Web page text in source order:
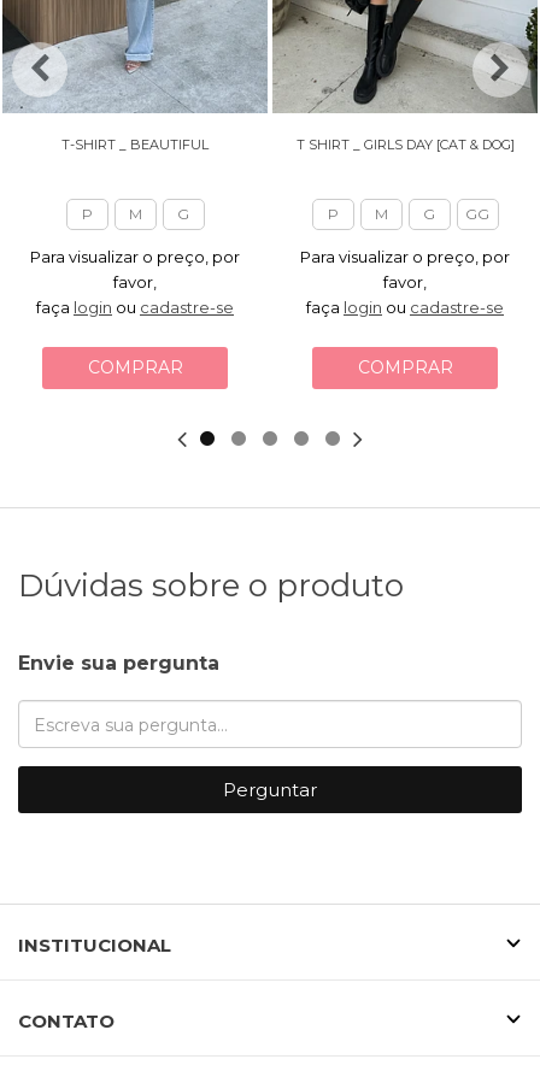
T-SHIRT _ BEAUTIFUL
P M G
Para visualizar o preço, por
favor,
faça login ou cadastre-se
COMPRAR
T SHIRT _ GIRLS DAY [CAT & DOG]
P M G GG
Para visualizar o preço, por
favor,
faça login ou cadastre-se
COMPRAR
Dúvidas sobre o produto
Envie sua pergunta
Perguntar
INSTITUCIONAL
CONTATO